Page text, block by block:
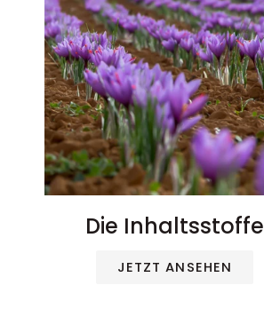
Die Inhaltsstoffe
JETZT ANSEHEN